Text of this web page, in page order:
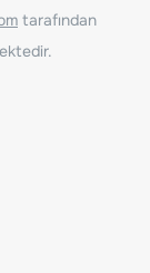
tarafından